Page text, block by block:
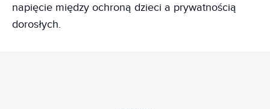
napięcie między ochroną dzieci a prywatnością
dorosłych.